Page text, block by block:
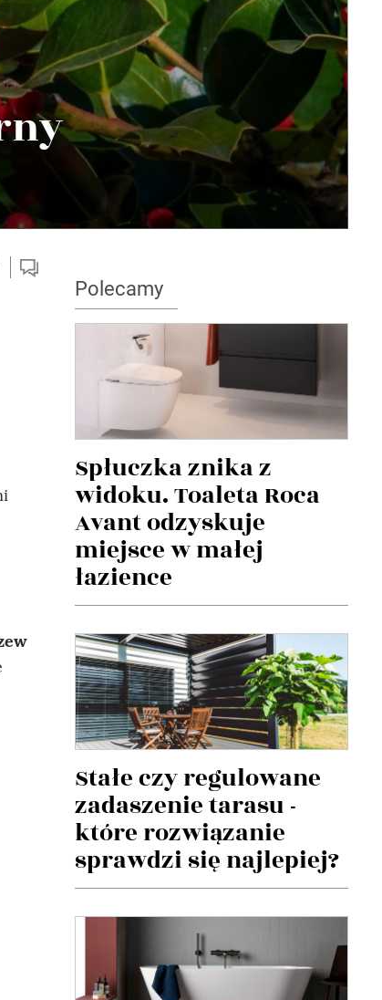
Polecamy
Spłuczka znika z
widoku. Toaleta Roca
Avant odzyskuje
miejsce w małej
łazience
Stałe czy regulowane
zadaszenie tarasu -
które rozwiązanie
sprawdzi się najlepiej?